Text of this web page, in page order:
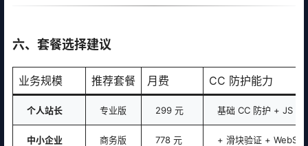
六、套餐选择建议
业务规模 推荐套餐 月费 CC 防护能力
个人站长 专业版 299 元 基础 CC 防护 + JS 挑
中小企业 商务版 778 元 + 滑块验证 +